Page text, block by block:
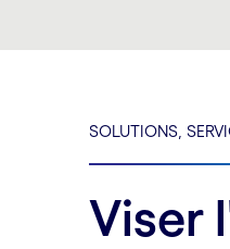
SOLUTIONS,
Viser